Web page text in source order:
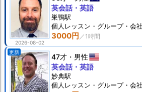
2026-08-02
3000円
英会話・英語
巣鴨駅
個人 レッスン ・グループ・会
更新
47才 男性
英会話・英語
妙典駅
個人 レッスン ・グループ・会